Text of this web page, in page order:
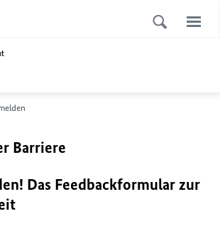
Barriere
Das Feedbackformular zur